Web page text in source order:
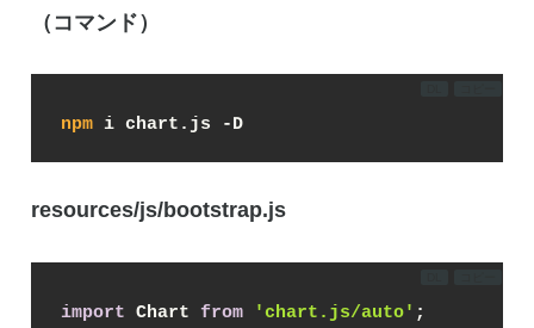
（コマンド）
npm i chart.js -D
resources/js/bootstrap.js
import Chart from 'chart.js/auto' ;